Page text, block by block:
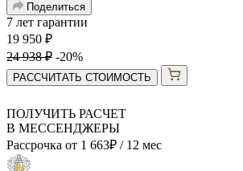
Поделиться
7 лет гарантии
19 950 ₽
24 938₽ -20%
РАССЧИТАТЬ СТОИМОСТЬ
ПОЛУЧИТЬ РАСЧЕТ
В МЕССЕНДЖЕРЫ
Рассрочка от 1 663₽ / 12 мес